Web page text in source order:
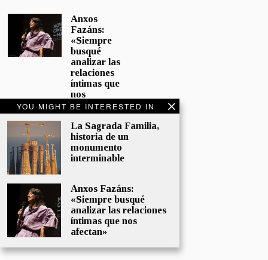
YOU MIGHT BE INTERESTED IN
La Sagrada Familia,
historia de un
monumento
interminable
Anxos Fazáns:
«Siempre busqué
analizar las relaciones
íntimas que nos
afectan»
Anxos
Fazáns:
«Siempre
busqué
analizar las
relaciones
íntimas que
nos
afectan»
5 junio, 2026
El hijo de la
cómica, el
homenaje
Sacristán a
Fernán
Gómez
28 mayo,
2026